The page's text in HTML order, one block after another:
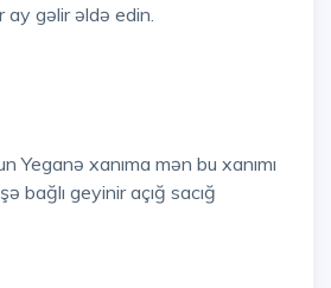
ay gəlir əldə edin.
Yeganə xanıma mən bu xanımı
bağlı geyinir açığ sacığ